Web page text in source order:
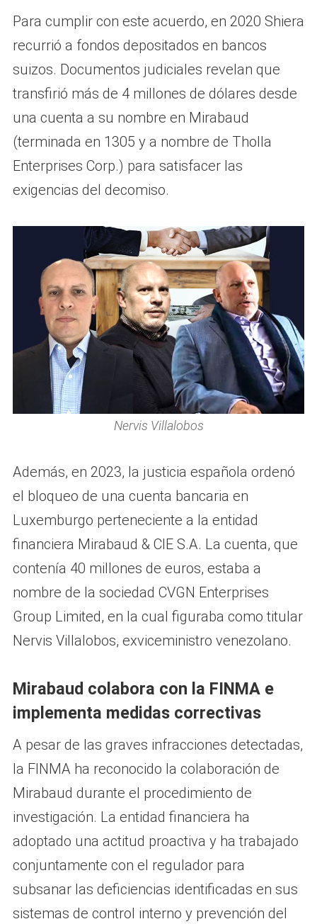
Para cumplir con este acuerdo, en 2020 Shiera
recurrió a fondos depositados en bancos
suizos. Documentos judiciales revelan que
transfirió más de 4 millones de dólares desde
una cuenta a su nombre en Mirabaud
(terminada en 1305 y a nombre de Tholla
Enterprises Corp.) para satisfacer las
exigencias del decomiso.
Nervis Villalobos
Además, en 2023, la justicia española ordenó
el bloqueo de una cuenta bancaria en
Luxemburgo perteneciente a la entidad
financiera Mirabaud & CIE S.A. La cuenta, que
contenía 40 millones de euros, estaba a
nombre de la sociedad CVGN Enterprises
Group Limited, en la cual figuraba como titular
Nervis Villalobos, exviceministro venezolano.
Mirabaud colabora con la FINMA e
implementa medidas correctivas
A pesar de las graves infracciones detectadas,
la FINMA ha reconocido la colaboración de
Mirabaud durante el procedimiento de
investigación. La entidad financiera ha
adoptado una actitud proactiva y ha trabajado
conjuntamente con el regulador para
subsanar las deficiencias identificadas en sus
sistemas de control interno y prevención del